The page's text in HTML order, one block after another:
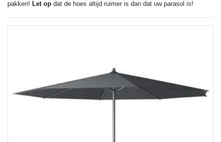
pakken! Let op dat de hoes altijd ruimer is dan dat uw parasol is!